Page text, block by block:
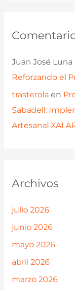
Juan José Luna
Reforzando el
trasterola en
Sabadell:
Artesanal XAI
Archivos
julio 2026
junio 2026
mayo 2026
abril 2026
marzo 2026